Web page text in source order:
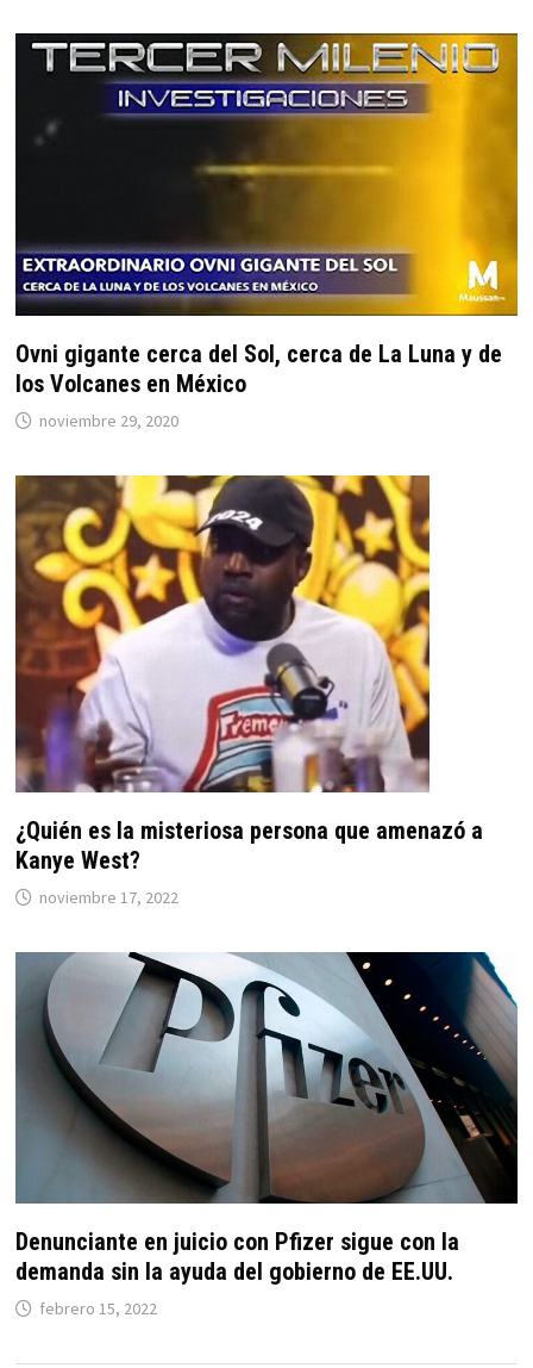
Ovni gigante cerca del Sol, cerca de La Luna y de
los Volcanes en México
noviembre 29, 2020
¿Quién es la misteriosa persona que amenazó a
Kanye West?
noviembre 17, 2022
Denunciante en juicio con Pfizer sigue con la
demanda sin la ayuda del gobierno de EE.UU.
febrero 15, 2022